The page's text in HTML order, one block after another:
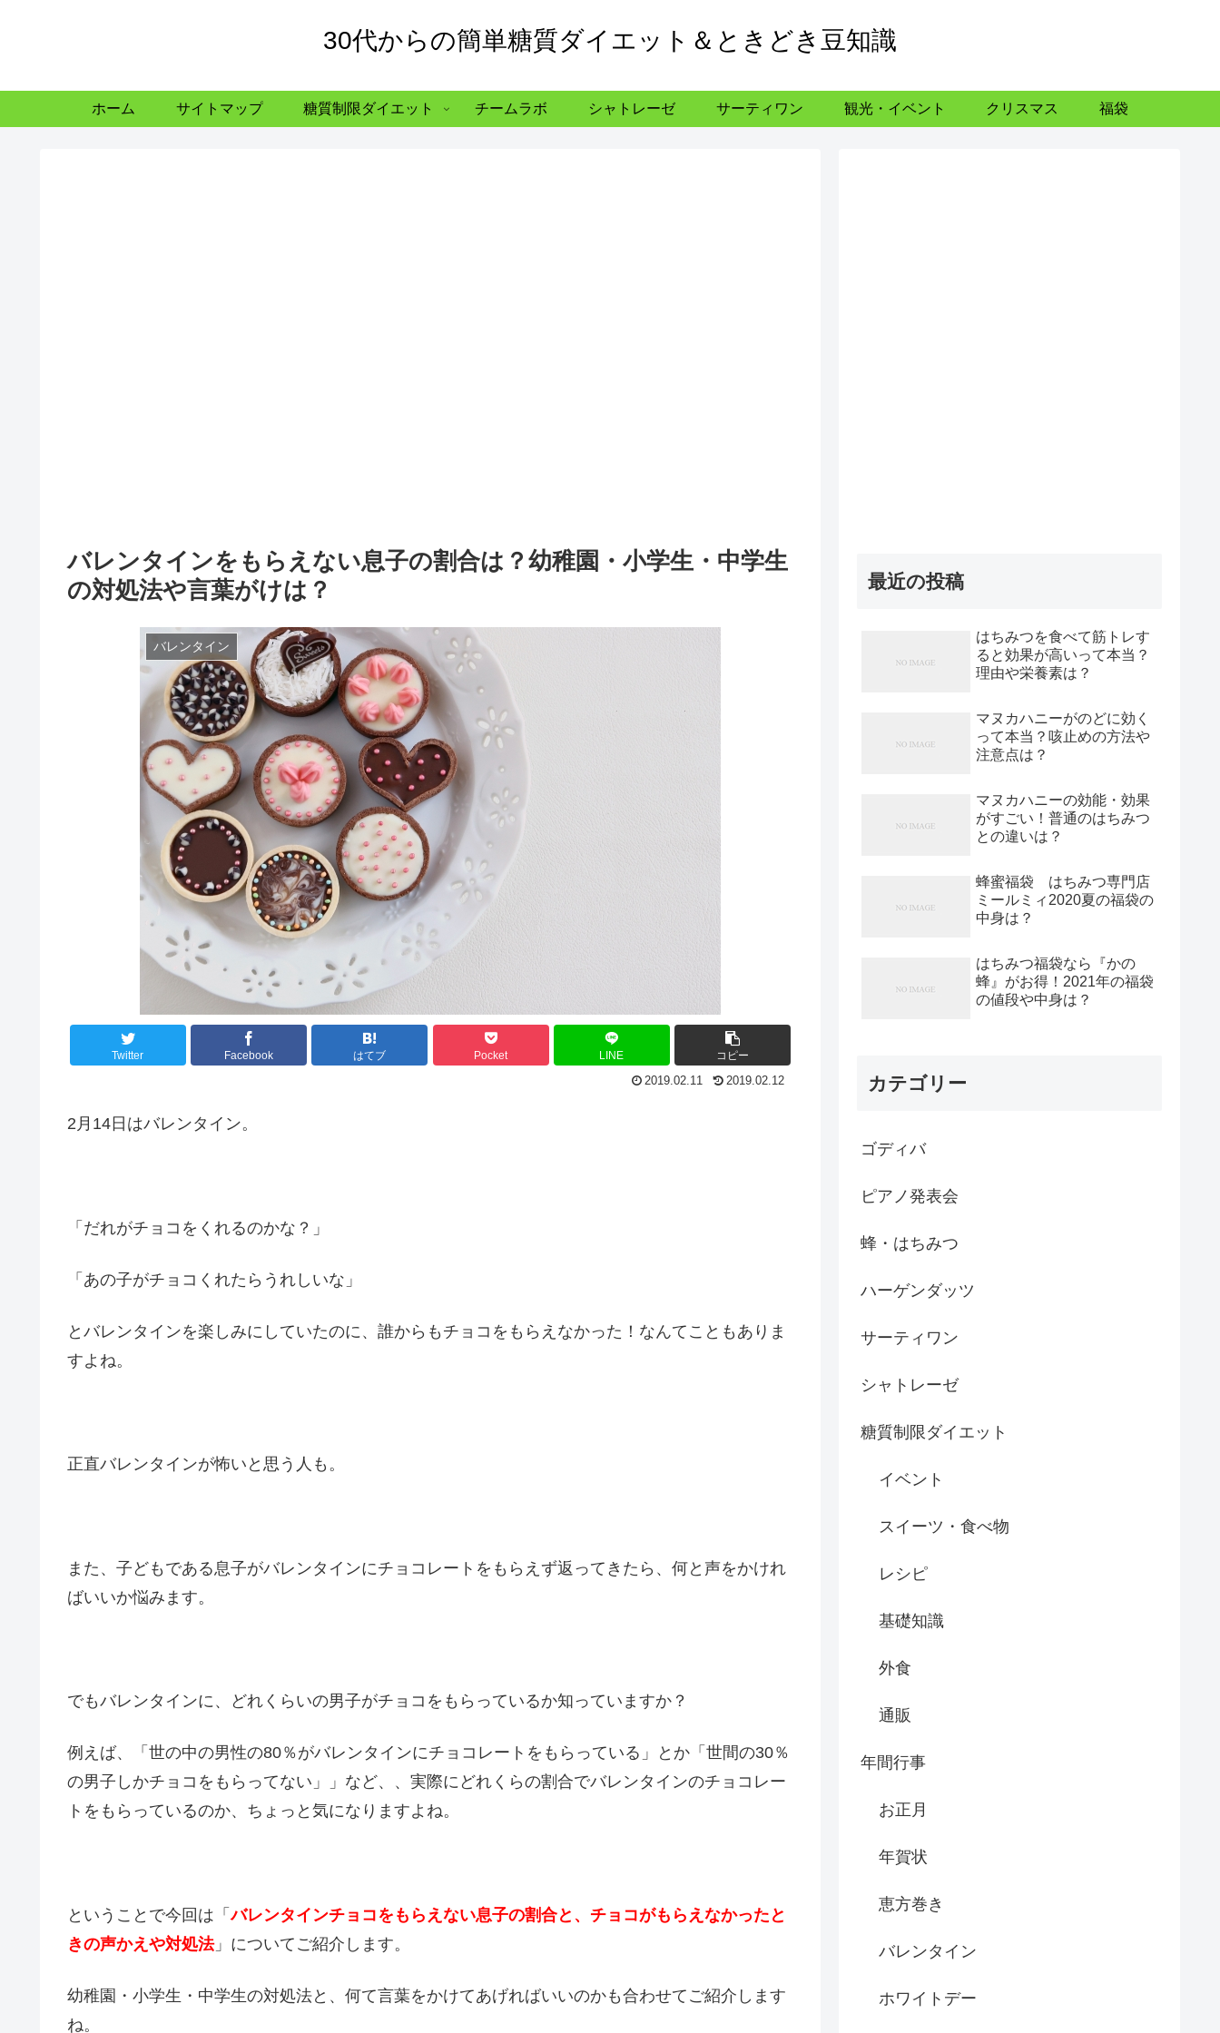
30代からの簡単糖質ダイエット＆ときどき豆知識
ホーム サイトマップ 糖質制限ダイエット チームラボ シャトレーゼ サーティワン 観光・イベント クリスマス 福袋
バレンタインをもらえない息子の割合は？幼稚園・小学生・中学生
の対処法や言葉がけは？
バレンタイン
Twitter Facebook はてブ Pocket LINE コピー
2019.02.11 2019.02.12
2月14日はバレンタイン。
「だれがチョコをくれるのかな？」
「あの子がチョコくれたらうれしいな」
とバレンタインを楽しみにしていたのに、誰からもチョコをもらえなかった！なんてこともありま
すよね。
正直バレンタインが怖いと思う人も。
また、子どもである息子がバレンタインにチョコレートをもらえず返ってきたら、何と声をかけれ
ばいいか悩みます。
でもバレンタインに、どれくらいの男子がチョコをもらっているか知っていますか？
例えば、「世の中の男性の80％がバレンタインにチョコレートをもらっている」とか「世間の30％
の男子しかチョコをもらってない」」など、、実際にどれくらの割合でバレンタインのチョコレー
トをもらっているのか、ちょっと気になりますよね。
ということで今回は「バレンタインチョコをもらえない息子の割合と、チョコがもらえなかったと
きの声かえや対処法」についてご紹介します。
幼稚園・小学生・中学生の対処法と、何て言葉をかけてあげればいいのかも合わせてご紹介します
ね。
最近の投稿
はちみつを食べて筋トレす
ると効果が高いって本当？
理由や栄養素は？
マヌカハニーがのどに効く
って本当？咳止めの方法や
注意点は？
マヌカハニーの効能・効果
がすごい！普通のはちみつ
との違いは？
蜂蜜福袋 はちみつ専門店
ミールミィ2020夏の福袋の
中身は？
はちみつ福袋なら『かの
蜂』がお得！2021年の福袋
の値段や中身は？
カテゴリー
ゴディバ
ピアノ発表会
蜂・はちみつ
ハーゲンダッツ
サーティワン
シャトレーゼ
糖質制限ダイエット
イベント
スイーツ・食べ物
レシピ
基礎知識
外食
通販
年間行事
お正月
年賀状
恵方巻き
バレンタイン
ホワイトデー